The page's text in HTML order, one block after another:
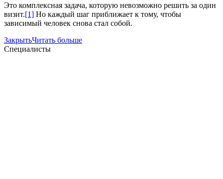
Это комплексная задача, которую невозможно решить за один
визит.[1] Но каждый шаг приближает к тому, чтобы
зависимый человек снова стал собой.
ЗакрытьЧитать больше
Специалисты